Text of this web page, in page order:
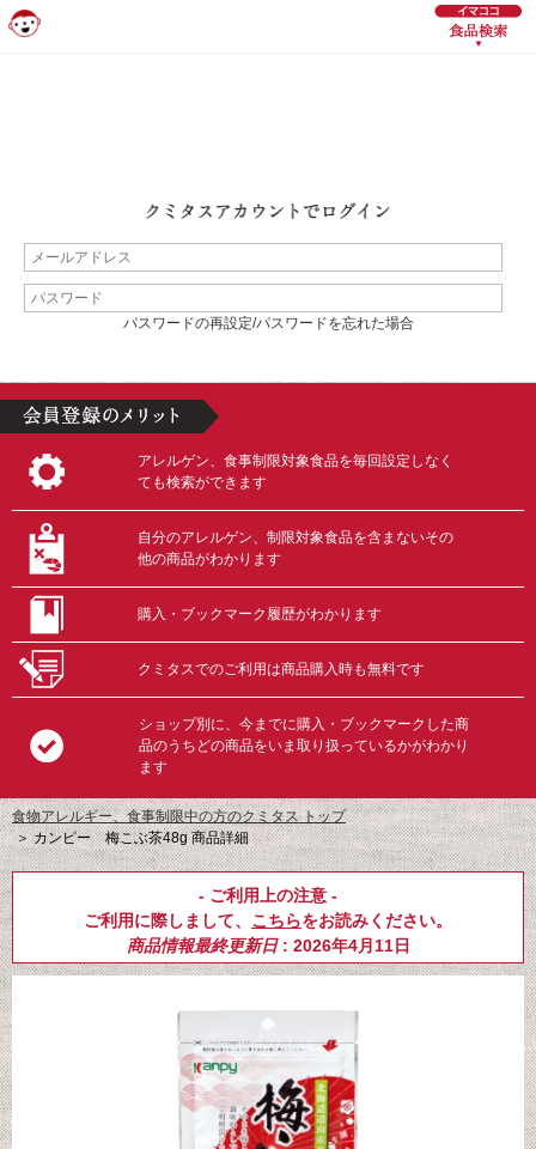
パスワードの再設定/パスワードを忘れた場合
アレルゲン、食事制限対象食品を毎回設定しなく
ても検索ができます
自分のアレルゲン、制限対象食品を含まないその
他の商品がわかります
購入・ブックマーク履歴がわかります
クミタスでのご利用は商品購入時も無料です
ショップ別に、今までに購入・ブックマークした商
品のうちどの商品をいま取り扱っているかがわかり
ます
食物アレルギー、食事制限中の方のクミタス トップ
＞カンピー 梅こぶ茶48g 商品詳細
- ご利用上の注意 -
ご利用に際しまして、 こちらをお読みください。
商品情報最終更新日: 2026年4月11日